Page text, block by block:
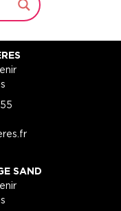
SAND